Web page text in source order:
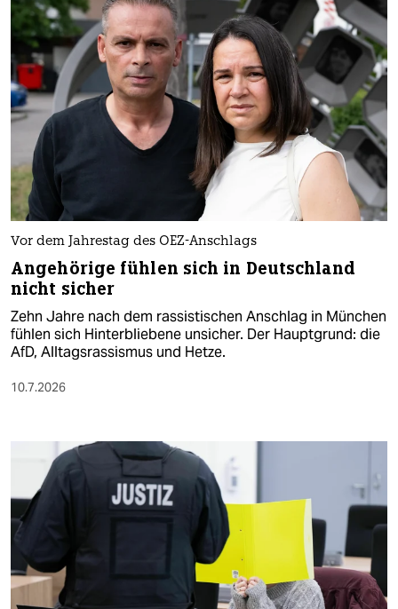
Vor dem Jahrestag des OEZ-Anschlags
Angehörige fühlen sich in Deutschland
nicht sicher
Zehn Jahre nach dem rassistischen Anschlag in München
fühlen sich Hinterbliebene unsicher. Der Hauptgrund: die
AfD, Alltagsrassismus und Hetze.
10.7.2026